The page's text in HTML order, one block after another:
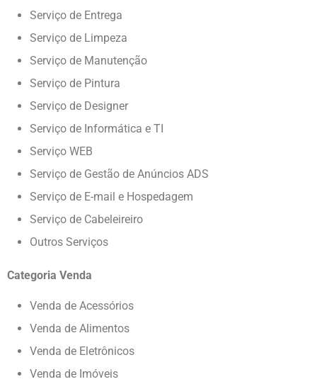
Serviço de Entrega
Serviço de Limpeza
Serviço de Manutenção
Serviço de Pintura
Serviço de Designer
Serviço de Informática e TI
Serviço WEB
Serviço de Gestão de Anúncios ADS
Serviço de E-mail e Hospedagem
Serviço de Cabeleireiro
Outros Serviços
Categoria Venda
Venda de Acessórios
Venda de Alimentos
Venda de Eletrônicos
Venda de Imóveis